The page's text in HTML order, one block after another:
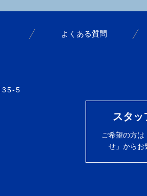
よくある質問
35-5
スタッ
ご希望の方
せ」からお